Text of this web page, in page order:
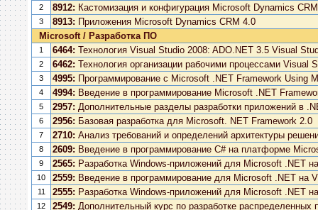
2 8912: Кастомизация и конфигурация Microsoft Dynamics
3 8913: Приложения Microsoft Dynamics CRM 4.0
Microsoft / Разработка ПО
1 6464: Технология Visual Studio 2008: ADO.NET 3.5 Visual
2 6462: Технология организации рабочими процессами Visual
3 4995: Программирование с Microsoft .NET Framework Using
4 4994: Введение в программирование Microsoft .NET
5 2957: Дополнительные разделы разработки приложений в
6 2956: Базовая разработка для Microsoft. NET Framework 2.0
7 2710: Анализ требований и определений архитектуры
8 2609: Введение в программирование C# на платформе
9 2565: Разработка Windows-приложений для Microsoft .NET
10 2559: Введение в программирование для Microsoft .NET на
11 2555: Разработка Windows-приложений для Microsoft .NET
12 2549: Дополнительный курс по разработке